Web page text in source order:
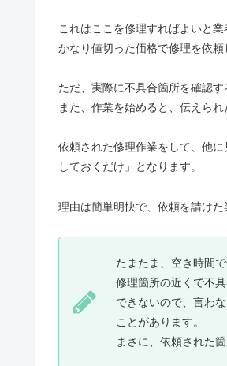
これはここを修理すればよいと
かなり値切った価格で修理を依頼
ただ、実際に不具合箇所を確認
また、作業を始めると、伝えら
依頼された修理作業をして、他
しておくだけ」となります。
理由は簡単明快で、依頼を請け
たまたま、空き時間
修理箇所の近くで不
できないので、言わ
ことがあります。
まさに、依頼された